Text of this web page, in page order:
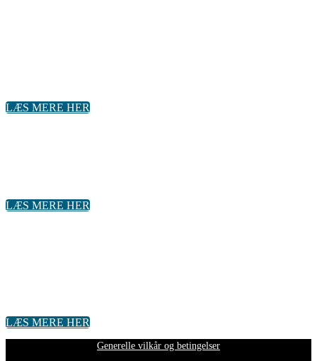
LÆS MERE HER
LÆS MERE HER
LÆS MERE HER
Generelle vilkår og betingelser